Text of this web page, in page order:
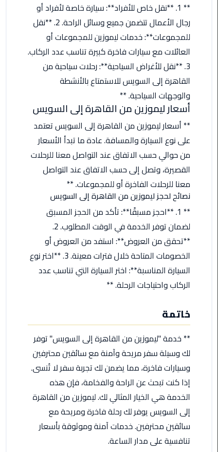
اسكندرية
ليموزين
الساحل
الشمالي
ليموزين
العين
السخنة
ليموزين
الشيخ
ليموزين
مرسى
مطروح
ليموزين
سفنكس
خدمة
ليموزين
ليموزين
دهب
القاهرة
والعكس
** 1. **نقل خاص للأفراد**: سيارة خاصة لأفراد أو
رجال الأعمال تتضمن جميع وسائل الراحة. 2. **نقل
للمجموعات**: خدمات ليموزين للمجموعات أو
العائلات مع سيارات فاخرة كبيرة تناسب عدد الركاب.
3. **نقل للأغراض السياحية**: رحلات سياحية من
القاهرة إلى السويس للاستمتاع بالأنشطة
والوجهات السياحية. **
أسعار ليموزين من القاهرة إلى السويس
** أسعار ليموزين من القاهرة إلى السويس تعتمد
على نوع السيارة والمسافة. عادة ما تبدأ الأسعار
من حوالي حسب الاتفاق عند التواصل معنا للرحلات
القصيرة، وتصل إلى حسب الاتفاق عند التواصل
معنا للرحلات الفاخرة أو للمجموعات. **
نصائح لحجز ليموزين من القاهرة إلى السويس
** 1. **احجز مسبقًا**: تأكد من الحجز المسبق
لضمان توفر الخدمة في الوقت المطلوب. 2.
**تحقق من العروض**: استفد من العروض أو
الخصومات المتاحة خلال فترات معينة. 3. **اختر نوع
السيارة المناسبة**: اختر السيارة التي تناسب عدد
الركاب واحتياجات الرحلة. **
خاتمة
** خدمة "ليموزين من القاهرة إلى السويس" توفر
لك وسيلة سفر مريحة وآمنة مع سائقين محترفين
وسيارات فاخرة، مما يضمن لك تجربة سفر لا تُنسى.
إذا كنت تبحث عن الراحة والفخامة، فإن هذه
الخدمة هي الخيار المثالي لك. ليموزين من القاهرة
إلى السويس يوفر لك رحلة فاخرة ومريحة مع
سائقين محترفين. خدمات آمنة وموثوقة بأسعار
تنافسية على مدار الساعة.